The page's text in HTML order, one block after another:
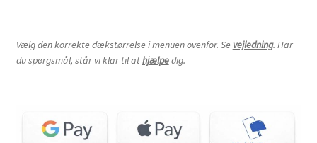
Vælg den korrekte dækstørrelse i menuen ovenfor. Se vejledning. Har
du spørgsmål, står vi klar til athjælpedig.